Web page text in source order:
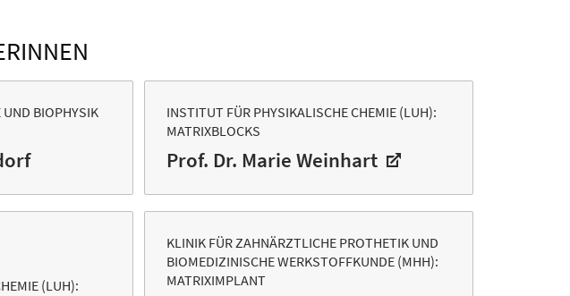
BIOPHYSIK
INSTITUT FÜR PHYSIKALISCHE CHEMIE (LUH):
MATRIXBLOCKS
Prof. Dr. Marie Weinhart
(LUH):
KLINIK FÜR ZAHNÄRZTLICHE PROTHETIK UND
BIOMEDIZINISCHE WERKSTOFFKUNDE (MHH):
MATRIXIMPLANT